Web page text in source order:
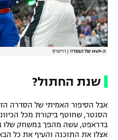
ה-MVP של הגמר?! רויטרס
שנת החתול?
אבל הסיפור האמיתי של הסדרה
הסנטר, שחוטף ביקורת מכל
בדראפט, עשה מהפך במשחק שלו
אצלו את התוכנה והעיף את כל